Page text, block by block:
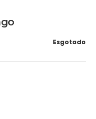
Esgotado